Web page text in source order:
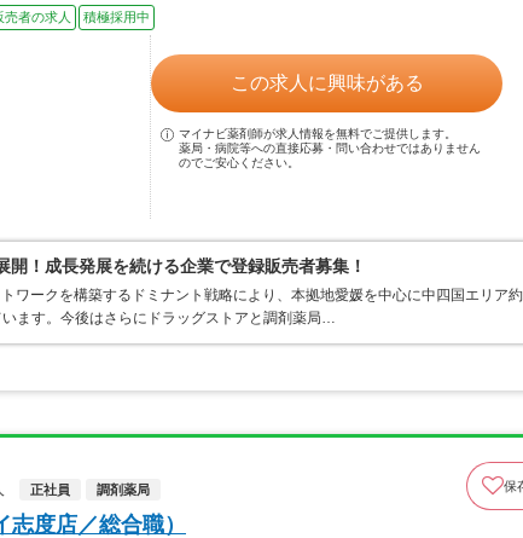
売者の求人 積極採用中
この求人に興味がある
マイナビ薬剤師が求人情報を無料でご提供します。
薬局・病院等への直接応募・問い合わせではありません
のでご安心ください。
！成長発展を続ける企業で登録販売者募集！
ワークを構築するドミナント戦略により、本拠地愛媛を中心に中四国エリア
ます。今後はさらにドラッグストアと調剤薬局…
正社員 調剤薬局 保
度店／総合職）